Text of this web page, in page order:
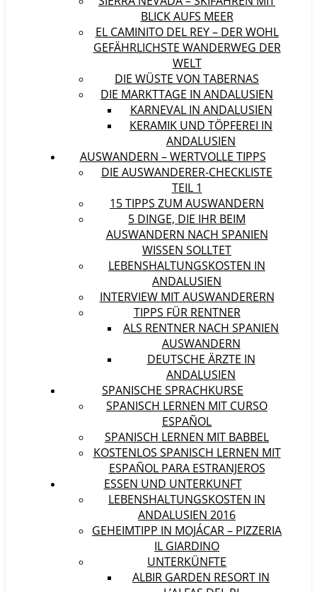
BLICK AUFS MEER
EL CAMINITO DEL REY – DER WOHL
GEFÄHRLICHSTE WANDERWEG DER
WELT
DIE WÜSTE VON TABERNAS
DIE MARKTTAGE IN ANDALUSIEN
KARNEVAL IN ANDALUSIEN
KERAMIK UND TÖPFEREI IN
ANDALUSIEN
AUSWANDERN – WERTVOLLE TIPPS
DIE AUSWANDERER-CHECKLISTE
TEIL 1
15 TIPPS ZUM AUSWANDERN
5 DINGE, DIE IHR BEIM
AUSWANDERN NACH SPANIEN
WISSEN SOLLTET
LEBENSHALTUNGSKOSTEN IN
ANDALUSIEN
INTERVIEW MIT AUSWANDERERN
TIPPS FÜR RENTNER
ALS RENTNER NACH SPANIEN
AUSWANDERN
DEUTSCHE ÄRZTE IN
ANDALUSIEN
SPANISCHE SPRACHKURSE
SPANISCH LERNEN MIT CURSO
ESPAÑOL
SPANISCH LERNEN MIT BABBEL
KOSTENLOS SPANISCH LERNEN MIT
ESPAÑOL PARA ESTRANJEROS
ESSEN UND UNTERKUNFT
LEBENSHALTUNGSKOSTEN IN
ANDALUSIEN 2016
GEHEIMTIPP IN MOJÁCAR – PIZZERIA
IL GIARDINO
UNTERKÜNFTE
ALBIR GARDEN RESORT IN